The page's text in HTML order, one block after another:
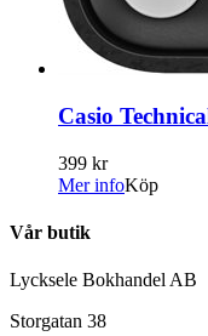
Casio
399 kr
Mer infoKöp
Vår butik
Lycksele Bokhandel AB
Storgatan 38